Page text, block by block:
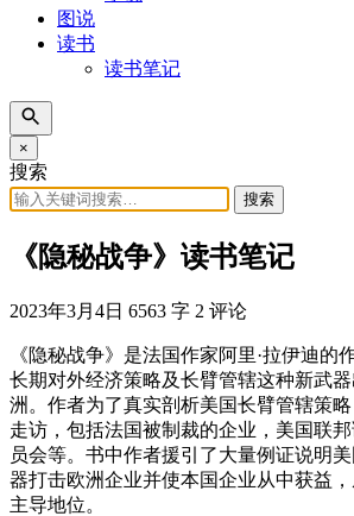
图说
读书
读书笔记
×
搜索
搜索
《隐秘战争》读书笔记
2023年3月4日 6563 字 2 评论
《隐秘战争》是法国作家阿里·拉伊迪的
长期对外经济策略及长臂管辖这种新武
洲。作者为了真实剖析美国长臂管辖策
走访，包括法国被制裁的企业，美国联
员会等。书中作者援引了大量例证说明
器打击欧洲企业并使本国企业从中获益
主导地位。